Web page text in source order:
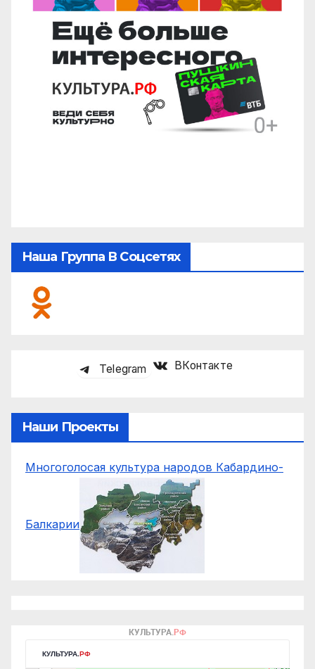
Наша Группа В Соцсетях
Telegram ВКонтакте
Наши Проекты
Многоголосая культура народов Кабардино-
Балкарии